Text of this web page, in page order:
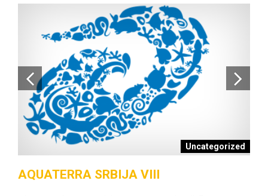
Uncategorized
AQUATERRA SRBIJA VIII